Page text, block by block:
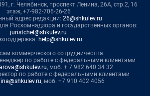
г. Челябинск, проспект Ленина, 26А, стр.2, 16
этаж, +7-982-706-26-26
адрес редакции: 26@shkulev.ru
Роскомнадзора и государственных органов:
juristchel@shkulev.ru
help@shkulev.ru
коммерческого сотрудничества:
по работе с федеральными клиентами
, моб. + 7 982 640 34 32
по работе с федеральными клиентами
, моб. +7 910 402 4056